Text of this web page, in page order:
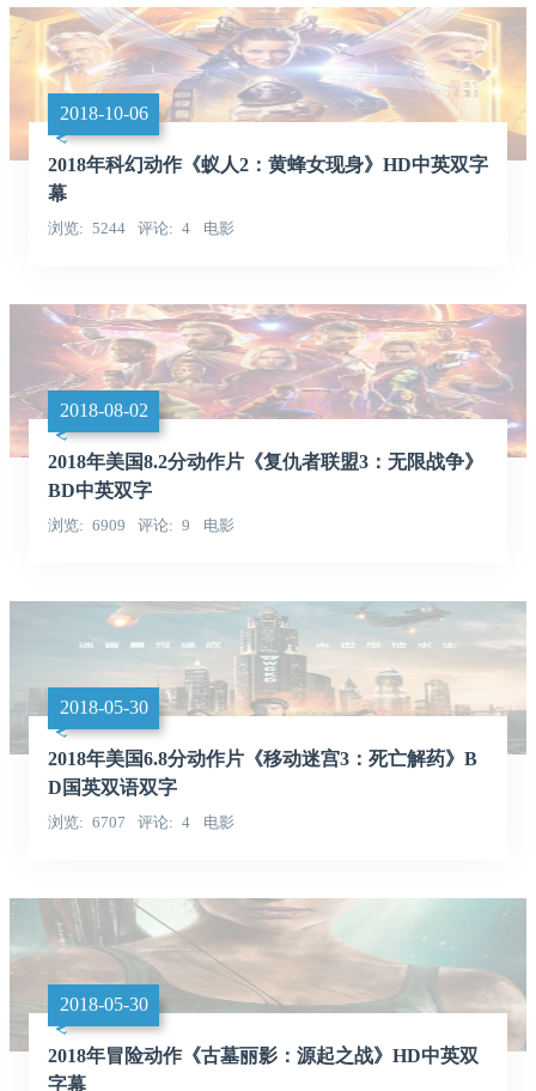
2018-10-06
2018年科幻动作《蚁人2：黄蜂女现身》HD中英双字
幕
浏览 5244 评论 4 电影
2018-08-02
2018年美国8.2分动作片《复仇者联盟3：无限战争》
BD中英双字
浏览 6909 评论 9 电影
2018-05-30
2018年美国6.8分动作片《移动迷宫3：死亡解药》B
D国英双语双字
浏览 6707 评论 4 电影
2018-05-30
2018年冒险动作《古墓丽影：源起之战》HD中英双
字幕